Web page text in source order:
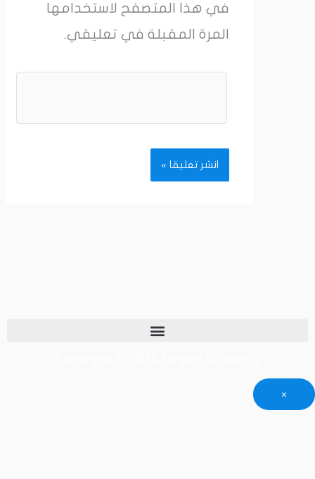
في هذا المتصفح لاستخدامها
المرة المقبلة في تعليقي.